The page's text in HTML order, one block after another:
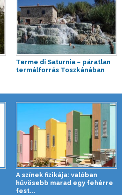
Terme di Saturnia – páratlan
termálforrás Toszkánában
A színek fizikája: valóban
hűvösebb marad egy fehérre
fest...